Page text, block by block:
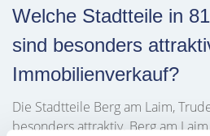
Welche Stadtteile in
sind besonders
Immobilienverkauf?
Die Stadtteile Berg am Laim,
besonders attraktiv. Berg am